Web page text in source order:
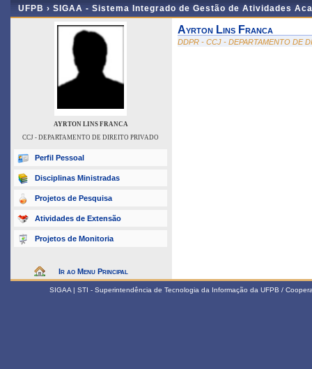
UFPB › SIGAA - Sistema Integrado de Gestão de Atividades
AYRTON LINS FRANCA
CCJ - DEPARTAMENTO DE DIREITO PRIVADO
Perfil Pessoal
Disciplinas Ministradas
Projetos de Pesquisa
Atividades de Extensão
Projetos de Monitoria
Ir ao Menu Principal
Ayrton Lins Franca
DDPR - CCJ - DEPARTAMENTO DE
SIGAA | STI - Superintendência de Tecnologia da Informação da UFPB /